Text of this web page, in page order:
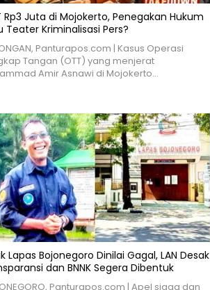
Rp3 Juta di Mojokerto, Penegakan Hukum
Teater Kriminalisasi Pers?
Panturapos.com | Kasus Operasi
Tangan (OTT) yang menjerat
Amir Asnawi di Mojokerto…
Lapas Bojonegoro Dinilai Gagal, LAN Desak
dan BNNK Segera Dibentuk
Panturapos.com | Apel siaga dan